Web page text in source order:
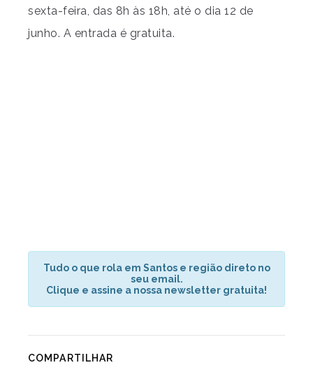
sexta-feira, das 8h às 18h, até o dia 12 de
junho. A entrada é gratuita.
Tudo o que rola em Santos e região direto no
seu email.
Clique e assine a nossa newsletter gratuita!
COMPARTILHAR